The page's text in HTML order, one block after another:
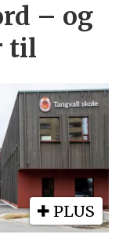
– og
til
PLUS